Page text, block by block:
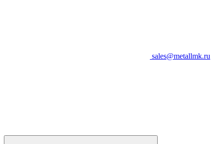
sales@metallmk.ru